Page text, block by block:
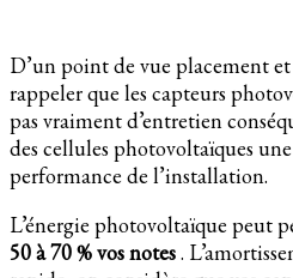
D’un point de vue placement
rappeler que les capteurs
pas vraiment d’entretien
des cellules photovoltaïques
performance de l’installation.
L’énergie photovoltaïque peut
50 à 70 % vos notes.